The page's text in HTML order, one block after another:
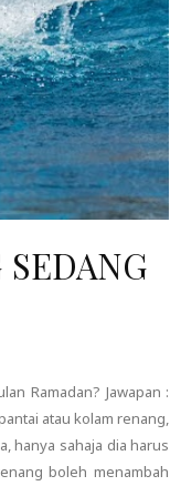
Ramadan? Jawapan :
atau kolam renang,
hanya sahaja dia harus
boleh menambah